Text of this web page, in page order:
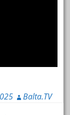
Balta.TV